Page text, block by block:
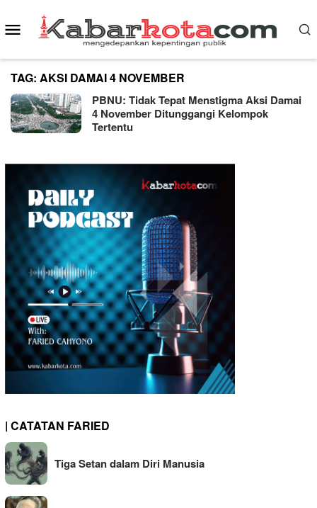
to
Mobile
TAG: AKSI DAMAI 4 NOVEMBER
PBNU: Tidak Tepat Menstigma Aksi Damai
4 November Ditunggangi Kelompok
Tertentu
| CATATAN FARIED
Tiga Setan dalam Diri Manusia